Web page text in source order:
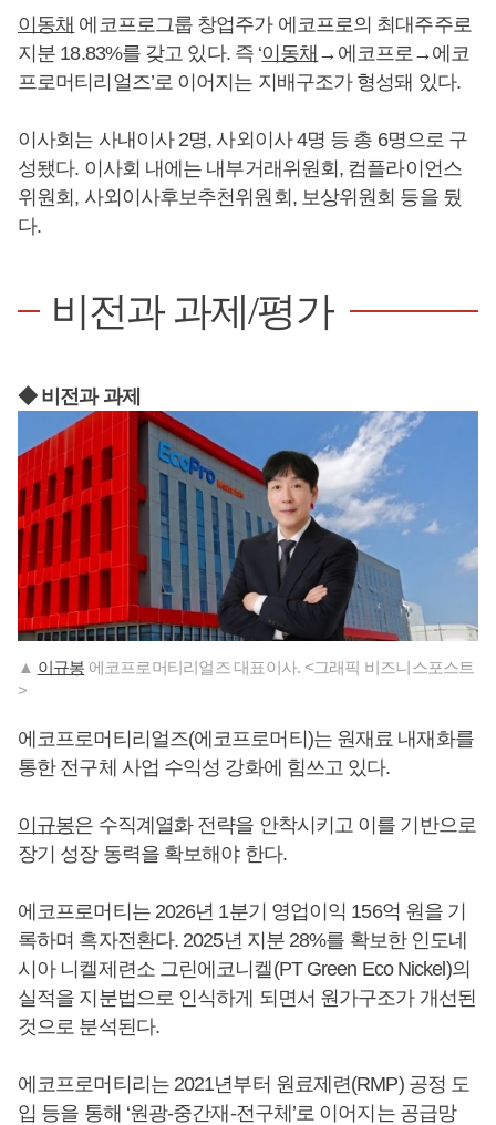
이동채 에코프로그룹 창업주가 에코프로의 최대주주로
지분 18.83%를 갖고 있다. 즉 ‘이동채 →에코프로→에코
프로머티리얼즈’로 이어지는 지배구조가 형성돼 있다.
이사회는 사내이사 2명, 사외이사 4명 등 총 6명으로 구
성됐다. 이사회 내에는 내부거래위원회, 컴플라이언스
위원회, 사외이사후보추천위원회, 보상위원회 등을 뒀
다.
비전과 과제/평가
◆ 비전과 과제
▲ 이규봉 에코프로머티리얼즈 대표이사. <그래픽 비즈니스포스트
>
에코프로머티리얼즈(에코프로머티)는 원재료 내재화를
통한 전구체 사업 수익성 강화에 힘쓰고 있다.
이규봉은 수직계열화 전략을 안착시키고 이를 기반으로
장기 성장 동력을 확보해야 한다.
에코프로머티는 2026년 1분기 영업이익 156억 원을 기
록하며 흑자전환다. 2025년 지분 28%를 확보한 인도네
시아 니켈제련소 그린에코니켈(PT Green Eco Nickel)의
실적을 지분법으로 인식하게 되면서 원가구조가 개선된
것으로 분석된다.
에코프로머티리는 2021년부터 원료제련(RMP) 공정 도
입 등을 통해 ‘원광-중간재-전구체’로 이어지는 공급망